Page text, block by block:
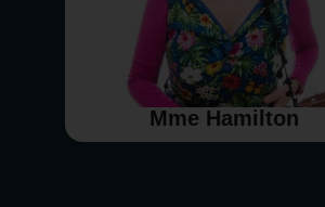
Mme Hamilton